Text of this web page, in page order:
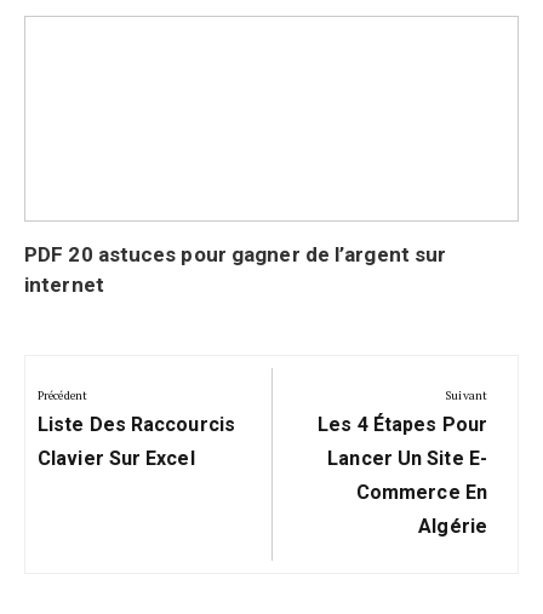
PDF 20 astuces pour gagner de l’argent sur
internet
de
l’article
Précédent
Précédent:
Liste Des Raccourcis
Clavier Sur Excel
Suivant
Suivant:
Les 4 Étapes Pour
Lancer Un Site E-
Commerce En
Algérie